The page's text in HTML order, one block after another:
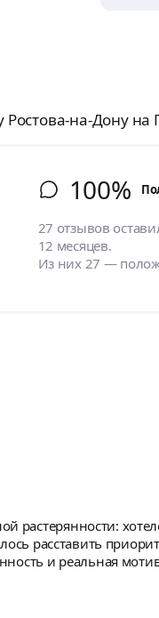
Ростова-на-Дону на
100%
27 отзывов
12 месяцев.
Из них 27 —
расставить
и реальная